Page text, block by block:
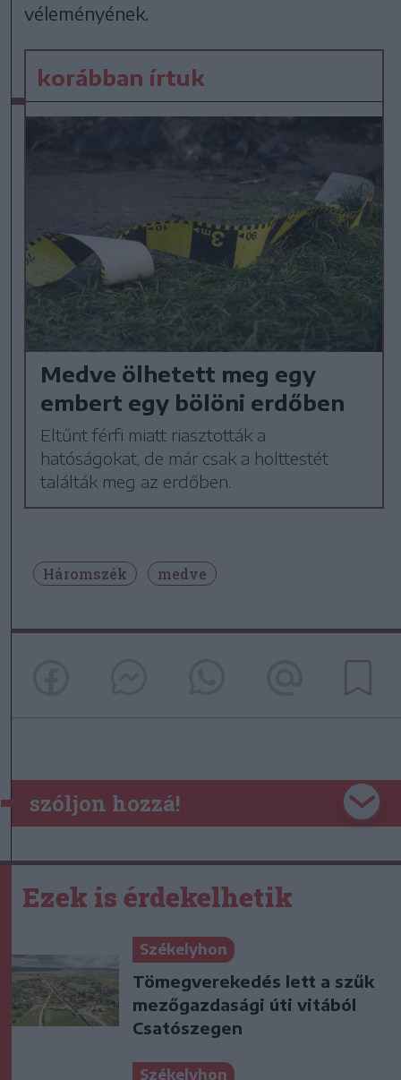
véleményének.
korábban írtuk
Medve ölhetett meg egy
embert egy bölöni erdőben
Eltűnt férfi miatt riasztották a
hatóságokat, de már csak a holttestét
találták meg az erdőben.
Háromszék medve
szóljon hozzá!
Ezek is érdekelhetik
Székelyhon
Tömegverekedés lett a szűk
mezőgazdasági úti vitából
Csatószegen
Székelyhon